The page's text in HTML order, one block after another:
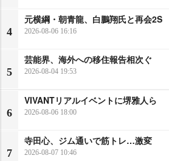
4
元横綱・朝青龍、白鵬翔氏と再会2S
2026-08-06 16:16
5
芸能界、海外への移住報告相次ぐ
2026-08-04 19:53
6
VIVANTリアルイベントに堺雅人ら
2026-08-06 18:00
7
寺田心、ジム通いで筋トレ…激変
2026-08-07 10:46